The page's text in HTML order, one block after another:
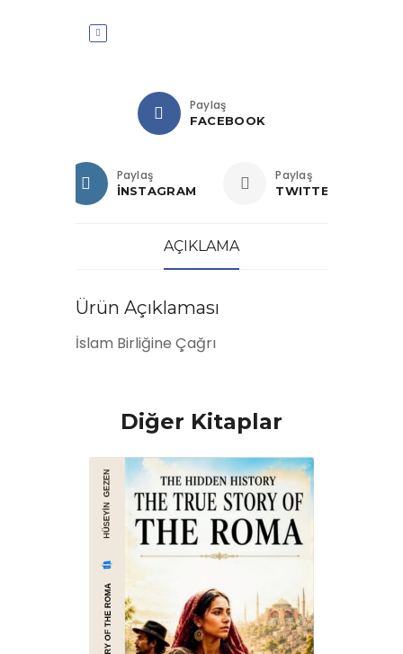
Paylaş
FACEBOOK
Paylaş
İNSTAGRAM
Paylaş
TWITTER
AÇIKLAMA
Ürün Açıklaması
İslam Birliğine Çağrı
Diğer Kitaplar